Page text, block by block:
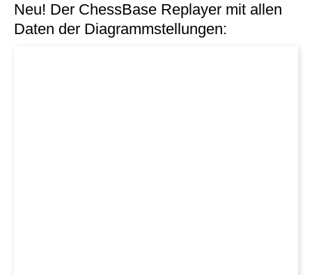
Neu! Der ChessBase Replayer mit allen
Daten der Diagrammstellungen: